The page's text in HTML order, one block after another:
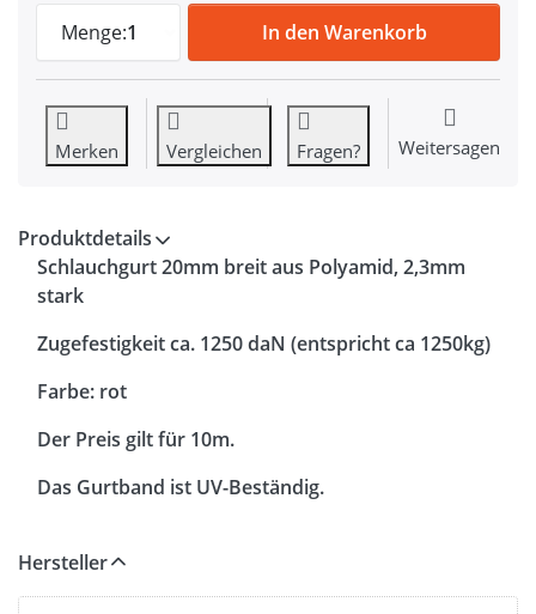
Menge:1
10m Schlauchgurt /Schlauchband aus
In den Warenkorb
Merken Vergleichen Fragen? Weitersagen
Produktdetails
Schlauchgurt 20mm breit aus Polyamid, 2,3mm
stark
Zugefestigkeit ca. 1250 daN (entspricht ca 1250kg)
Farbe: rot
Der Preis gilt für 10m.
Das Gurtband ist UV-Beständig.
Hersteller